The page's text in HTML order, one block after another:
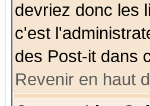
devriez donc les
c'est
des Post-it dans
Revenir en haut